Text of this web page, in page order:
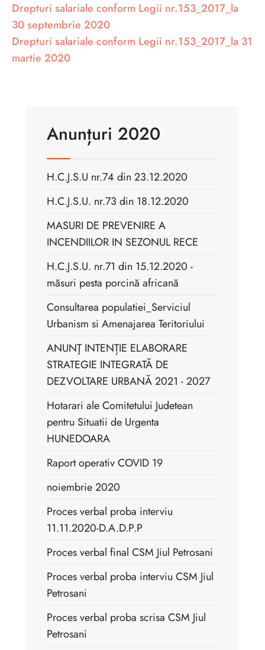
Drepturi salariale conform Legii nr.153_2017_la
30 septembrie 2020
Drepturi salariale conform Legii nr.153_2017_la 31
martie 2020
Anunțuri 2020
H.C.J.S.U nr.74 din 23.12.2020
H.C.J.S.U. nr.73 din 18.12.2020
MASURI DE PREVENIRE A
INCENDIILOR IN SEZONUL RECE
H.C.J.S.U. nr.71 din 15.12.2020 -
măsuri pesta porcină africană
Consultarea populatiei_Serviciul
Urbanism si Amenajarea Teritoriului
ANUNŢ INTENȚIE ELABORARE
STRATEGIE INTEGRATĂ DE
DEZVOLTARE URBANĂ 2021 - 2027
Hotarari ale Comitetului Judetean
pentru Situatii de Urgenta
HUNEDOARA
Raport operativ COVID 19
noiembrie 2020
Proces verbal proba interviu
11.11.2020-D.A.D.P.P
Proces verbal final CSM Jiul Petrosani
Proces verbal proba interviu CSM Jiul
Petrosani
Proces verbal proba scrisa CSM Jiul
Petrosani